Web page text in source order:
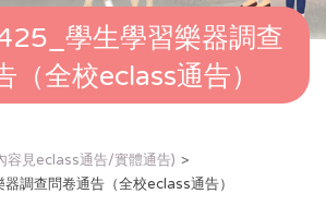
v
學生學習樂器調查
（全校eclass通告）
容見eclass通告/實體通告)
調查問卷通告（全校eclass通告）